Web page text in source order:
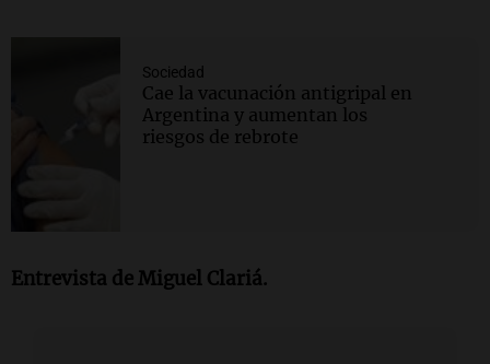
Sociedad
Cae la vacunación antigripal en
Argentina y aumentan los
riesgos de rebrote
Entrevista deMiguel Clariá.